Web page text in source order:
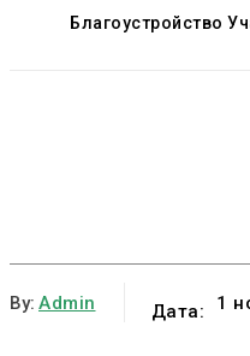
Благоустройство
By: Admin Дата: 1